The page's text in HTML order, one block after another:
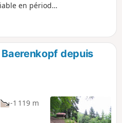
en période
dans le
avec un
est balisée.
depuis
-1 119 m